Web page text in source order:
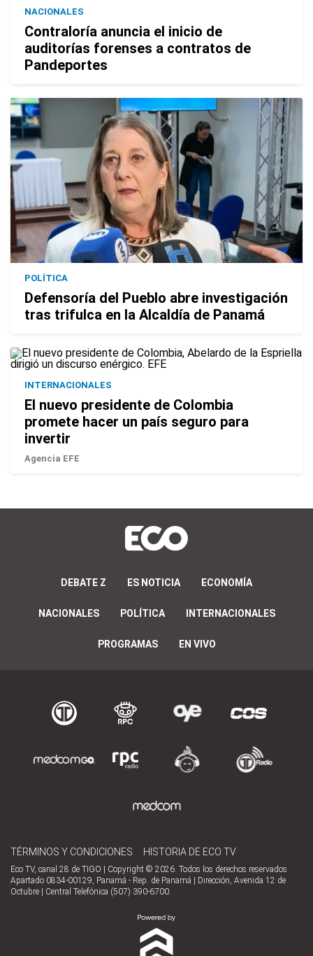
NACIONALES
Contraloría anuncia el inicio de
auditorías forenses a contratos de
Pandeportes
POLÍTICA
Defensoría del Pueblo abre investigación
tras trifulca en la Alcaldía de Panamá
INTERNACIONALES
El nuevo presidente de Colombia
promete hacer un país seguro para
invertir
Agencia EFE
DEBATE Z ES NOTICIA ECONOMÍA
NACIONALES POLÍTICA INTERNACIONALES
PROGRAMAS EN VIVO
TÉRMINOS Y CONDICIONES HISTORIA DE ECO TV
Eco TV, canal 28 de TIGO | Copyright © 2026. Todos los derechos reservados
Apartado 0834-00129, Panamá - Rep. de Panamá | Dirección, Avenida 12 de
Octubre | Central Telefónica (507) 390-6700.